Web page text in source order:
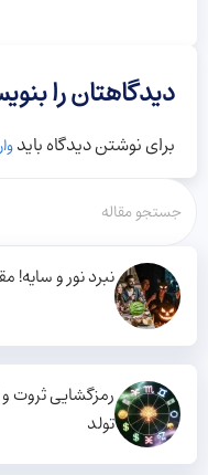
دیدگاهتان را
برای نوشتن دیدگاه باید
نبرد نور و
رمزگشایی ثروت
تولد